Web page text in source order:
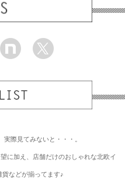
際見てみないと・・・。
に加え、店舗だけのおしゃれな北欧イ
などが揃ってます♪